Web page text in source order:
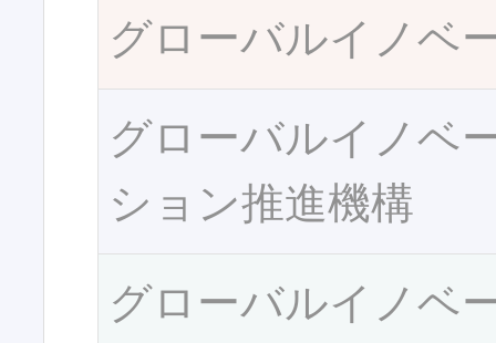
グローバルイノベ
グローバルイノベ
ション推進機構
グローバルイノベ